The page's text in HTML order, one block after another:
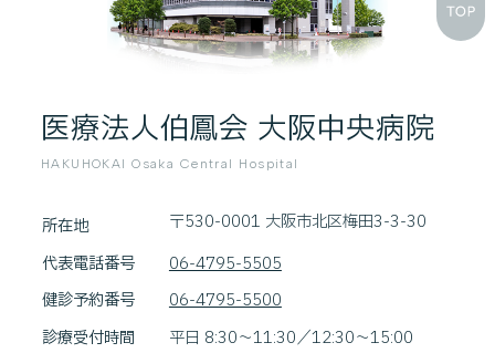
医療法人伯鳳会 大阪中央病院
HAKUHOKAI Osaka Central Hospital
所在地
〒530-0001 大阪市北区梅田3-3-30
代表電話番号
06-4795-5505
健診予約番号
06-4795-5500
診療受付時間
平日 8:30～11:30／12:30～15:00